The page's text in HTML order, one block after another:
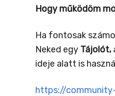
Hogy működöm
Ha fontosak
Neked egy Tájolót,
ideje alatt is
https://